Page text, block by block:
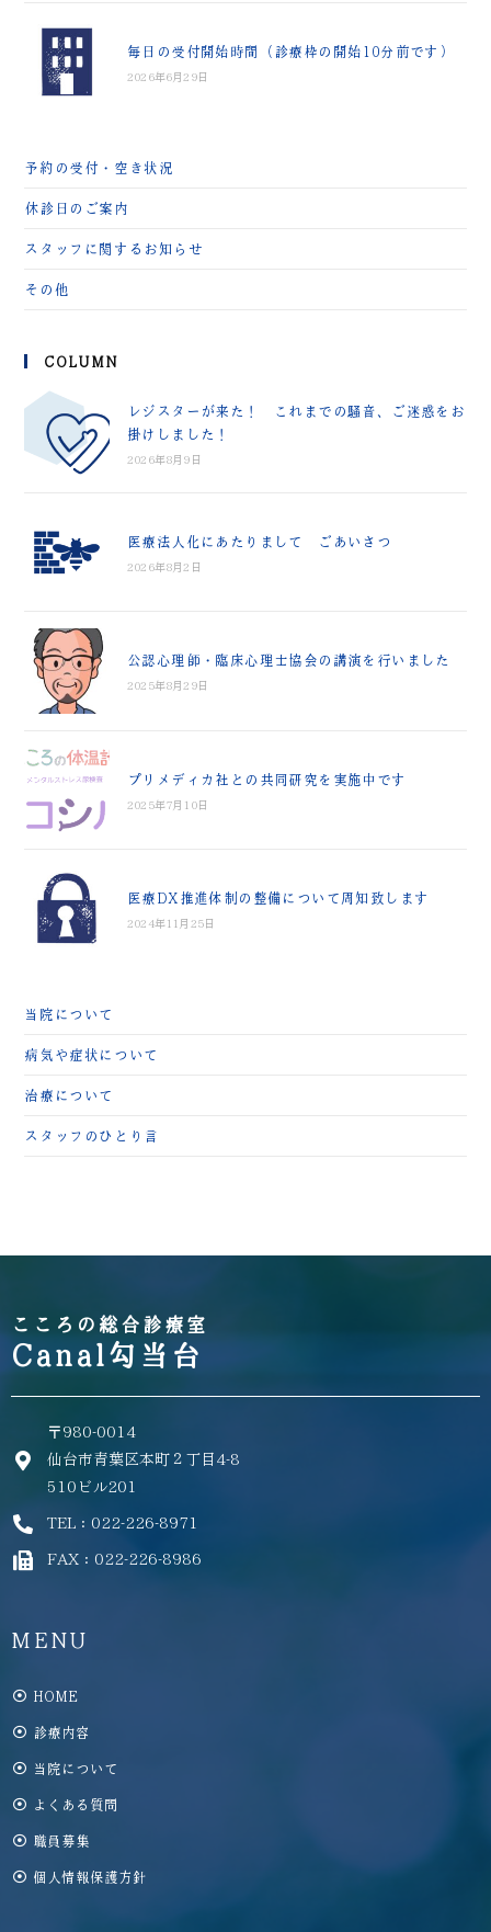
毎日の受付開始時間（診療枠の開始10分前です）
2026年6月29日
予約の受付・空き状況
休診日のご案内
スタッフに関するお知らせ
その他
COLUMN
レジスターが来た！ これまでの騒音、ご迷惑をお
掛けしました！
2026年8月9日
医療法人化にあたりまして ごあいさつ
2026年8月2日
公認心理師・臨床心理士協会の講演を行いました
2025年8月29日
プリメディカ社との共同研究を実施中です
2025年7月10日
医療DX推進体制の整備について周知致します
2024年11月25日
当院について
病気や症状について
治療について
スタッフのひとり言
こころの総合診療室
Canal勾当台
〒980-0014
仙台市青葉区本町２丁目4-8
510ビル201
TEL：022-226-8971
FAX：022-226-8986
MENU
HOME
診療内容
当院について
よくある質問
職員募集
個人情報保護方針